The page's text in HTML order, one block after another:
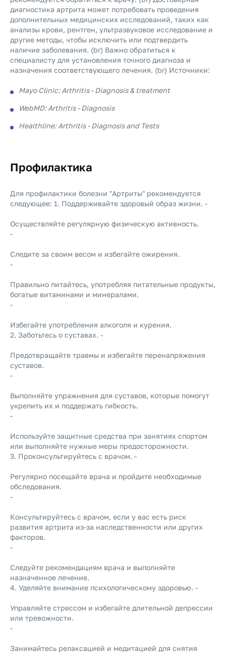
диагностика артрита может потребовать проведения
дополнительных медицинских исследований, таких как
анализы крови, рентген, ультразвуковое исследование и
другие методы, чтобы исключить или подтвердить
наличие заболевания. (br) Важно обратиться к
специалисту для установления точного диагноза и
назначения соответствующего лечения. (br) Источники:
Mayo Clinic: Arthritis - Diagnosis & treatment
WebMD: Arthritis - Diagnosis
Healthline: Arthritis - Diagnosis and Tests
Профилактика
Для профилактики болезни "Артриты" рекомендуется
следующее: 1. Поддерживайте здоровый образ жизни. -
Осуществляйте регулярную физическую активность.
-
Следите за своим весом и избегайте ожирения.
-
Правильно питайтесь, употребляя питательные продукты,
богатые витаминами и минералами.
-
Избегайте употребления алкоголя и курения.
2. Заботьтесь о суставах. -
Предотвращайте травмы и избегайте перенапряжения
суставов.
-
Выполняйте упражнения для суставов, которые помогут
укрепить их и поддержать гибкость.
-
Используйте защитные средства при занятиях спортом
или выполняйте нужные меры предосторожности.
3. Проконсультируйтесь с врачом. -
Регулярно посещайте врача и пройдите необходимые
обследования.
-
Консультируйтесь с врачом, если у вас есть риск
развития артрита из-за наследственности или других
факторов.
-
Следуйте рекомендациям врача и выполняйте
назначенное лечение.
4. Уделяйте внимание психологическому здоровью. -
Управляйте стрессом и избегайте длительной депрессии
или тревожности.
-
Занимайтесь релаксацией и медитацией для снятия